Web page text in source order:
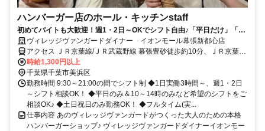
ハンバーガー店のホール・キッチンstaff
初めてバイトも大歓迎！週1・2日～OKでシフト自由♪「平日だけ」「土
日だけ」もOK！
ヴィレッジヴァンガードダイナー イオンモール幕張新都心店
アクセス ＪＲ京葉線/ＪＲ武蔵野線 幕張豊砂徒歩約10分、ＪＲ京葉線/
ＪＲ武蔵野線 海浜幕張北口徒歩約20分、ＪＲ京葉線/ＪＲ武蔵野線 新
習志野南口徒歩約32分 JR京葉線「海浜幕張駅」南口から徒歩20分
時給1,300円以上
千葉県千葉市美浜区
勤務時間 9:30～21:00の間でシフト制 ◆1日実働3時間～、週1・2日
～シフト相談OK！ ◆平日のみ＆10～14時のみなど希望のシフトをご
相談OK♪ ◆土日祝日のみ勤務OK！ ◆フルタイム(実...
仕事内容 あのヴィレッジヴァンガードがつくった大人のための本格
ハンバーガーショップ♪ ヴィレッジヴァンガードダイナーイオンモー